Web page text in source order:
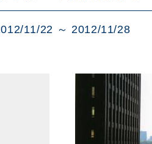
11/22 ～ 2012/11/28
み